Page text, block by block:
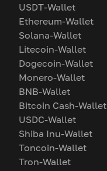
USDT-Wallet
Ethereum-Wallet
Solana-Wallet
Litecoin-Wallet
Dogecoin-Wallet
Monero-Wallet
BNB-Wallet
Bitcoin Cash-Wallet
USDC-Wallet
Shiba Inu-Wallet
Toncoin-Wallet
Tron-Wallet